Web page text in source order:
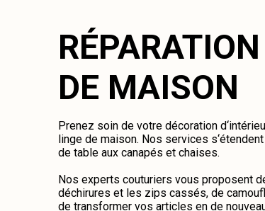
DE MAISON
Prenez soin de votre décoration
linge de maison. Nos services
de table aux canapés et chaises.
Nos experts couturiers vous proposent
déchirures et les zips cassés, de
de transformer vos articles en de